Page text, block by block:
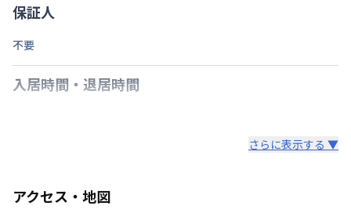
保証人
不要
入居時間・退居時間
さらに表示する ▼
アクセス・地図